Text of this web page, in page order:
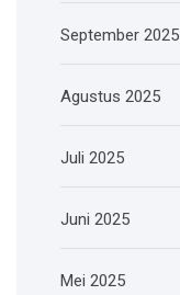
September 2025
Agustus 2025
Juli 2025
Juni 2025
Mei 2025